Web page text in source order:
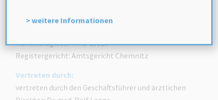
04720 Döbeln
Handelsregister: HRB 25510
Registergericht: Amtsgericht Chemnitz
Vertreten durch:
vertreten durch den Geschäftsführer und ärztlichen
> weitere Informationen